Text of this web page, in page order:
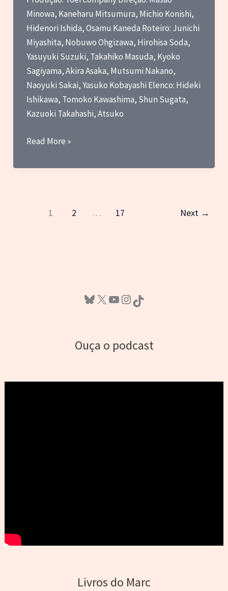
Bluesky X Youtube InstagramTikTok
Ouça o podcast
Livros do Marc
um
adeus
a
Kenji
Ohba
Minowa, Kaneharu Mitsumura, Michio Konishi,
Hidenori Ishida, Osamu Kaneda Roteiro: Junichi
Miyashita, Nobuwo Ohgizawa, Hirohisa Soda,
Yasuyuki Suzuki, Takahiko Masuda, Kyoko
Sagiyama, Akira Asaka, Mutsumi Nakano,
Naoyuki Sakai, Yasuko Kobayashi Elenco: Hideki
Ishikawa, Tomoko Kawashima, Shun Sugata,
Kazuoki Takahashi, Atsuko
Critica
Tokusou
Read More »
1 2 … 17 Next →